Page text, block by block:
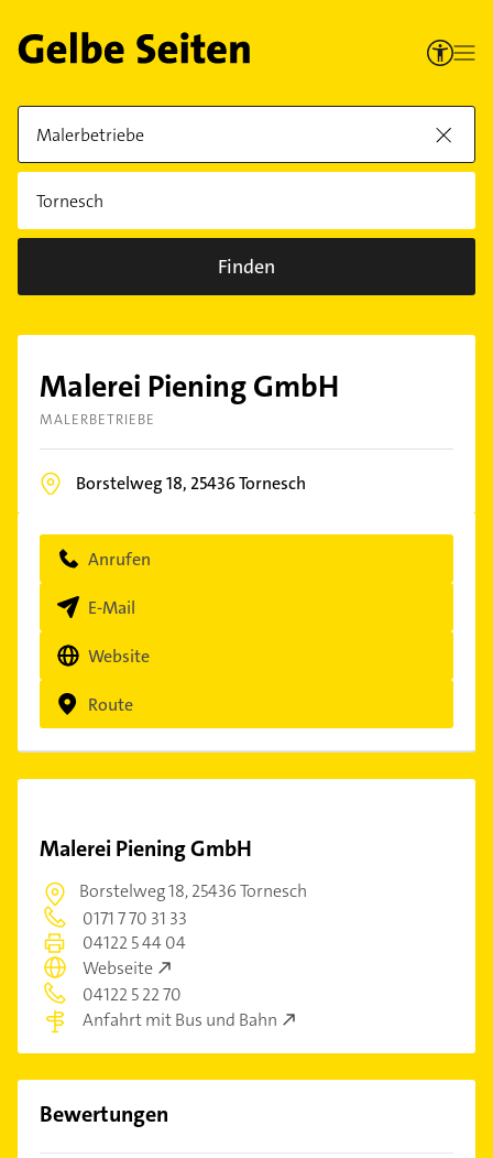
Finden
Malerei Piening GmbH
MALERBETRIEBE
Borstelweg 18, 25436Tornesch
Anrufen
E-Mail
Website
Route
Malerei Piening GmbH
Borstelweg 18,25436 Tornesch
0171 7 70 31 33
04122 5 44 04
Webseite
04122 5 22 70
Anfahrt mit Bus und Bahn
Bewertungen